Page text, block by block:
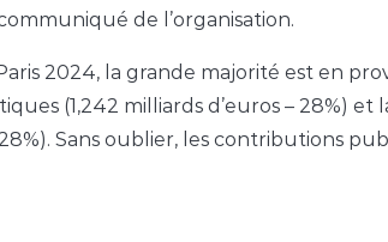
de l’organisation.
2024, la grande majorité est en
(1,242 milliards d’euros –
Sans oublier, les contributions